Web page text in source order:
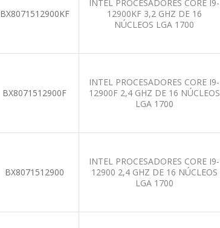
BX8071512900KF
INTEL PROCESADORES CORE I9-
12900KF 3,2 GHZ DE 16
NÚCLEOS LGA 1700
BX8071512900F
INTEL PROCESADORES CORE I9-
12900F 2,4 GHZ DE 16 NÚCLEOS
LGA 1700
BX8071512900
INTEL PROCESADORES CORE I9-
12900 2,4 GHZ DE 16 NÚCLEOS
LGA 1700